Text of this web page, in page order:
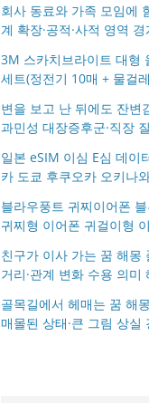
회사 동료와 가족 모임에
계 확장·공적·사적 영역
3M 스카치브라이트 대형
세트(정전기 10매 + 물걸
변을 보고 난 뒤에도 잔변
과민성 대장증후군·직장
일본 eSIM 이심 E심 데이
카 도쿄 후쿠오카 오키나
블라우풍트 귀찌이어폰
귀찌형 이어폰 귀걸이형
친구가 이사 가는 꿈 해몽
거리·관계 변화 수용 의미
골목길에서 헤매는 꿈 해
매몰된 상태·큰 그림 상실